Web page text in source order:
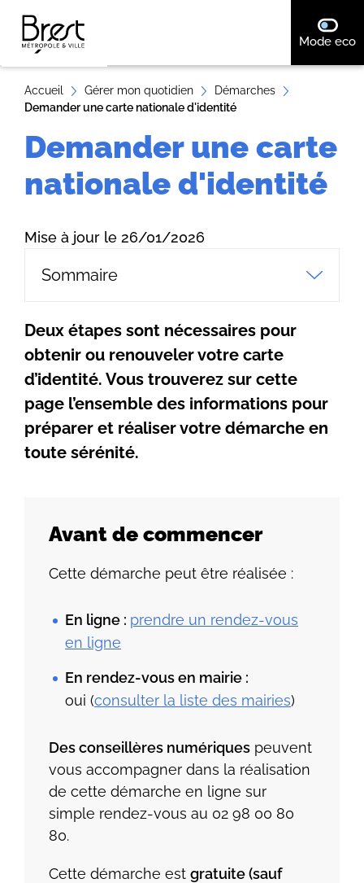
e
r
a
c
o
n
e
u
Mode eco
Accueil Gérer mon quotidien
Démarches
Demander une carte nationale d'identité
Demander une carte
nationale d'identité
Mise à jour le 26/01/2026
Sommaire
Deux étapes sont nécessaires pour
obtenir ou renouveler votre carte
d’identité. Vous trouverez sur cette
page l’ensemble des informations pour
préparer et réaliser votre démarche en
toute sérénité.
Avant de commencer
Cette démarche peut être réalisée :
En ligne : prendre un rendez-vous
en ligne
En rendez-vous en mairie :
oui (consulter la liste des mairies)
Des conseillères numériques peuvent
vous accompagner dans la réalisation
de cette démarche en ligne sur
simple rendez-vous au 02 98 00 80
80.
Cette démarche est gratuite (sauf